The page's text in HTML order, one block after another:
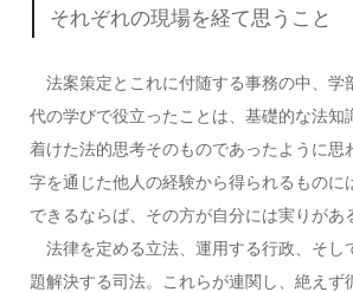
それぞれの現場を経て思うこと
法案策定とこれに付随する事務の中、学
代の学びで役立ったことは、基礎的な法知
着けた法的思考そのものであったように思
字を通じた他人の経験から得られるものに
できるならば、その方が自分には実りがあ
法律を定める立法、運用する行政、そし
題解決する司法。これらが連関し、絶えず